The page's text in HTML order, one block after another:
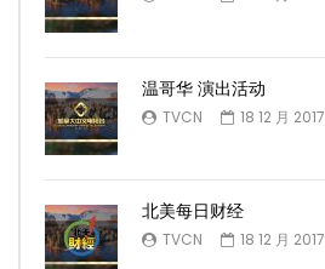
温哥华 演出活动
TVCN 18 12 月 2017
北美每日财经
TVCN 18 12 月 2017